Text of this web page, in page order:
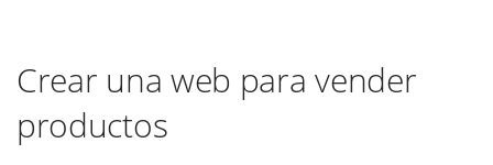
Crear una web para vender
productos